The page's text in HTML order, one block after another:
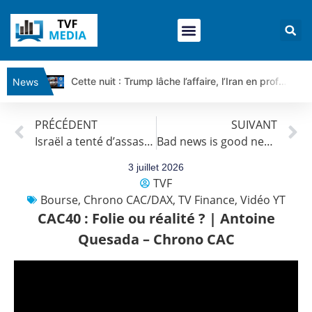
News
Cette nuit : Trump lâche l’affaire, l’Iran en profite pour tout exiger | Par Louis-Antoine Michelet
Vente du Turbo Infini BEST CALL AIRBUS TY80V à 3,45 € (+118 %)
Tout peut exploser ! | Antoine Quesada – Chrono CAC
PRÉCÉDENT
Israël a tenté d’assassiner les négociateurs iraniens, le monde bascule | par Louis-Antoine Michelet
SUIVANT
Bad news is good news | Point Stratégique Hebdomadaire – Éric Galiègue
3 juillet 2026
TVF
Bourse, Chrono CAC/DAX, TV Finance, Vidéo YT
CAC40 : Folie ou réalité ? | Antoine
Quesada – Chrono CAC